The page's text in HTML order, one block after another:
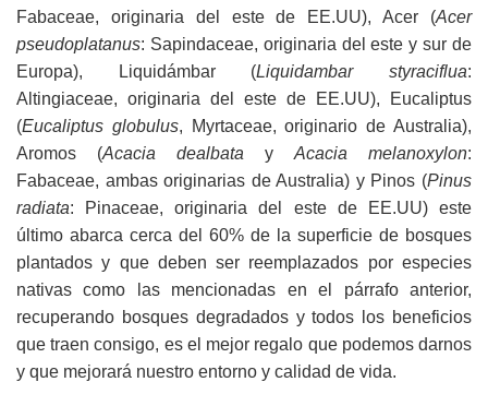
Fabaceae, originaria del este de EE.UU), Acer (Acer
pseudoplatanus: Sapindaceae, originaria del este y sur de
Europa), Liquidámbar (Liquidambar styraciflua:
Altingiaceae, originaria del este de EE.UU), Eucaliptus
(Eucaliptus globulus, Myrtaceae, originario de Australia),
Aromos (Acacia dealbata y Acacia melanoxylon:
Fabaceae, ambas originarias de Australia) y Pinos (Pinus
radiata: Pinaceae, originaria del este de EE.UU) este
último abarca cerca del 60% de la superficie de bosques
plantados y que deben ser reemplazados por especies
nativas como las mencionadas en el párrafo anterior,
recuperando bosques degradados y todos los beneficios
que traen consigo, es el mejor regalo que podemos darnos
y que mejorará nuestro entorno y calidad de vida.